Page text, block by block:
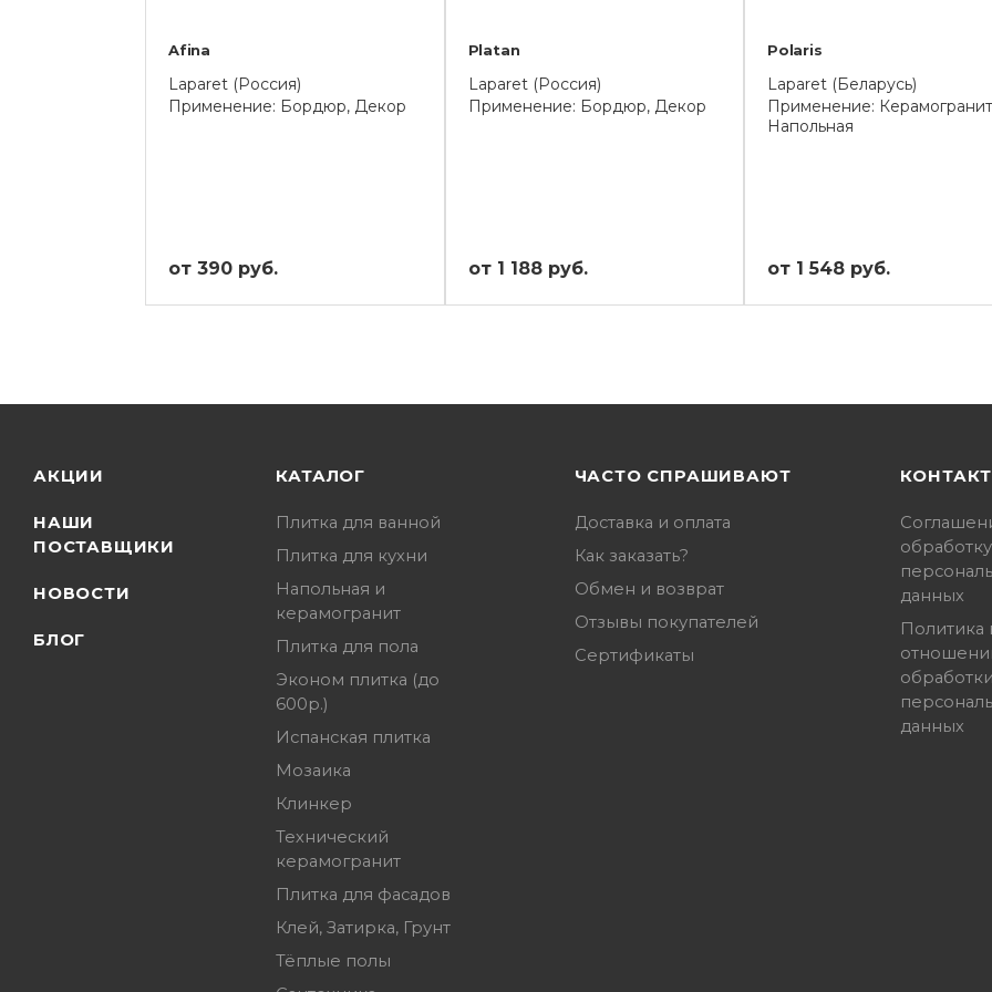
Afina
Laparet (Россия)
Применение: Бордюр, Декор
от 390 руб.
Platan
Laparet (Россия)
Применение: Бордюр, Декор
от 1 188 руб.
Polaris
Laparet (Беларусь)
Применение:
Напольная
от 1 548 руб.
АКЦИИ
НАШИ
ПОСТАВЩИКИ
НОВОСТИ
БЛОГ
КАТАЛОГ
Плитка для ванной
Плитка для кухни
Напольная и
керамогранит
Плитка для пола
Эконом плитка (до
600р.)
Испанская плитка
Мозаика
Клинкер
Технический
керамогранит
Плитка для фасадов
Клей, Затирка, Грунт
Тёплые полы
ЧАСТО СПРАШИВАЮТ
Доставка и оплата
Как заказать?
Обмен и возврат
Отзывы покупателей
Сертификаты
обработку
данных
Политика
данных